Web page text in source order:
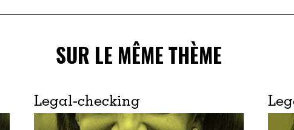
SUR LE MÊME THÈME
Legal-checking